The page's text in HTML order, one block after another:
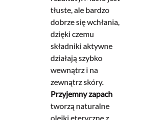
tłuste, ale bardzo
dobrze się wchłania,
dzięki czemu
składniki aktywne
działają szybko
wewnątrz i na
zewnątrz skóry.
Przyjemny zapach
tworzą naturalne
olejki eteryczne z